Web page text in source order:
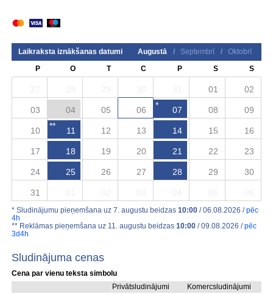
Laikraksta iznākšanas datumi Augustā / Septembrī /
Oktobrī
P
O T C P S S
01 02
03 04 05 06 07
* 08 09
10 11
** 12 13 14 15 16
17 18 19 20 21 22 23
24 25 26 27 28 29 30
31
* Sludinājumu pieņemšana uz 7. augustu beidzas 10:00/ 06.08.2026 /pēc
4h
** Reklāmas pieņemšana uz 11. augustu beidzas 10:00/ 09.08.2026 /pēc
3d4h
Sludinājuma cenas
Cena par vienu teksta simbolu
Privātsludinājumi
Komercsludinājumi